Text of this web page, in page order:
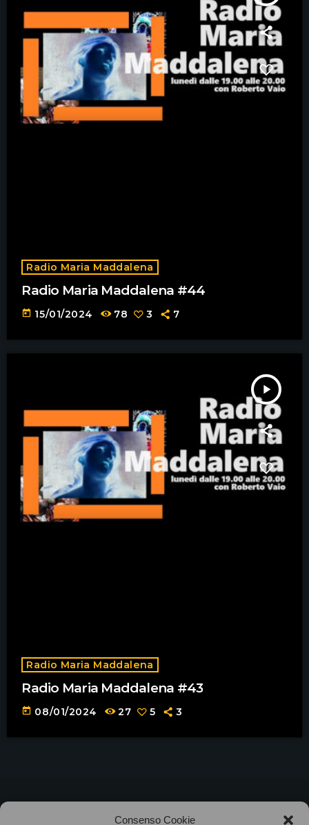
Consenso Cookie
Radio Maria Maddalena
Radio Maria Maddalena #44
today 15/01/2024 78 3 7
play_arrow
Radio Maria Maddalena
Radio Maria Maddalena #43
today 08/01/2024 27 5 3
Associazione Bandito • CF 97882400019 •